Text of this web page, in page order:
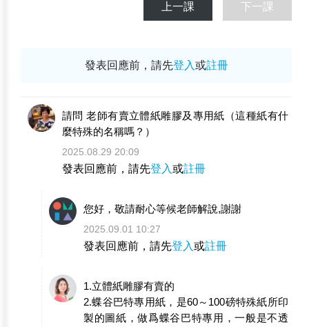
上一課 下一課
發表回應前，請先登入或註冊
請問 老師有賣立體紙雕膠及專用紙（這種紙有什
麼特殊的名稱嗎？）
2025.08.29 20:09
發表回應前，請先登入或註冊
您好，敬請耐心等候老師解說,謝謝
2025.09.01 10:27
發表回應前，請先登入或註冊
1.立體紙雕膠有賣的
2.蝶谷巴特專用紙，是60～100磅特殊紙所印
製的圖紙，做爲蝶谷巴特專用，一般是不透